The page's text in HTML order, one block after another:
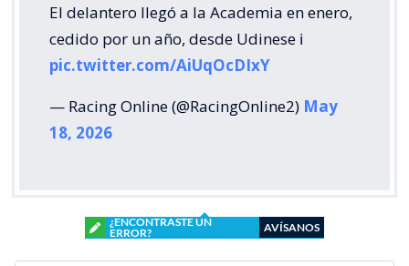
El delantero llegó a la Academia en enero,
cedido por un año, desde Udinese ℹ️
pic.twitter.com/AiUqOcDIxY
— Racing Online (@RacingOnline2) May
18, 2026
¿ENCONTRASTE UN
ERROR?
AVÍSANOS